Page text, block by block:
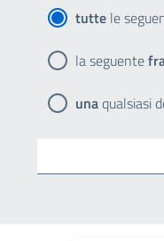
tutte le
la seguente
unaqualsiasi